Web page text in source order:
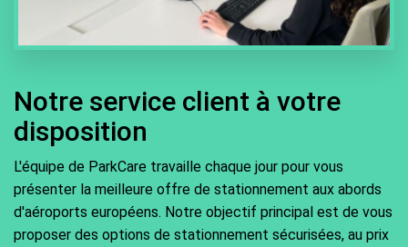
Notre service client à votre
disposition
L'équipe de ParkCare travaille chaque jour pour vous
présenter la meilleure offre de stationnement aux abords
d'aéroports européens. Notre objectif principal est de vous
proposer des options de stationnement sécurisées, au prix